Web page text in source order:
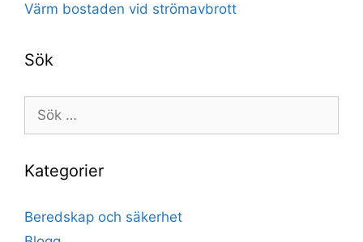
Värm bostaden vid strömavbrott
Sök
Sök
efter:
Kategorier
Beredskap och säkerhet